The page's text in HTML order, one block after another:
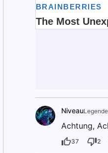
NiveauLegende
Achtung,
37 2